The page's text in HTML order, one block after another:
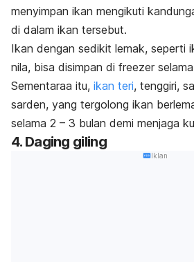
menyimpan ikan mengikuti
di dalam ikan tersebut.
Ikan dengan sedikit lemak, seperti
nila, bisa disimpan di freezer
Sementaraa itu, ikan teri, tenggiri,
sarden, yang tergolong ikan
selama 2 – 3 bulan demi menjaga
4. Daging giling
Iklan